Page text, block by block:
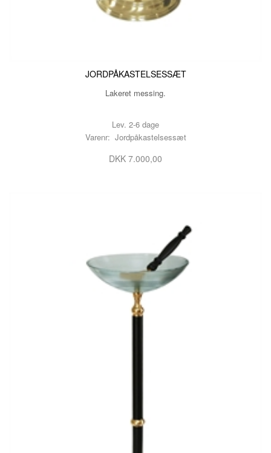
JORDPÅKASTELSESSÆT
Lakeret messing.
Lev. 2-6 dage
Varenr: Jordpåkastelsessæt
DKK 7.000,00